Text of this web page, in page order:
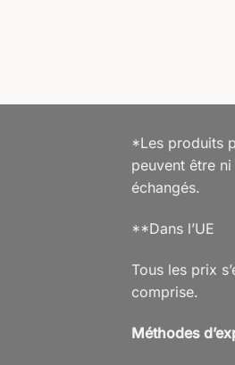
*Les produits
peuvent être
échangés.
**Dans l’UE
Tous les prix
comprise.
Méthodes